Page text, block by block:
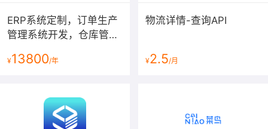
ERP系统定制，订单生产
管理系统开发，仓库管理
建设【ERP系统】
¥13800/年
物流详情-查询API
¥2.5/月